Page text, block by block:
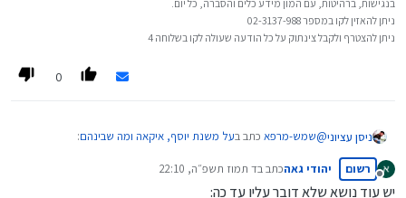
בנגישות, ברהיטות, עם המון מידע כלים והסברה, כל יום.
ניתן להאזין לקו במספר 02-3137-988
ניתן להצטרף ולקבל צינתוק על כל הודעה שעולה לקו בשלוחה 4
0
ניסן עציוני@שמש-מרפא כתב בעל משנת יוסף, איקאה ומה שבינהם:
מנותק
רשום יהודי גאהכתב בד תמוז תשפ״ה, 22:10
נערך לאחרונה על ידי
יש עוד נושא שלא דובר עליו עד כה: